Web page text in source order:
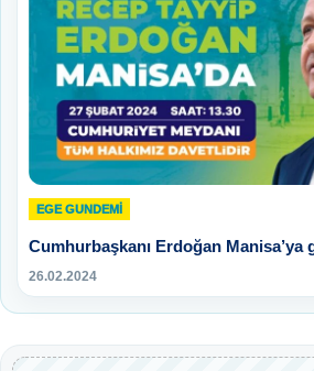
EGE GUNDEMİ
Cumhurbaşkanı Erdoğan Manisa’ya
26.02.2024